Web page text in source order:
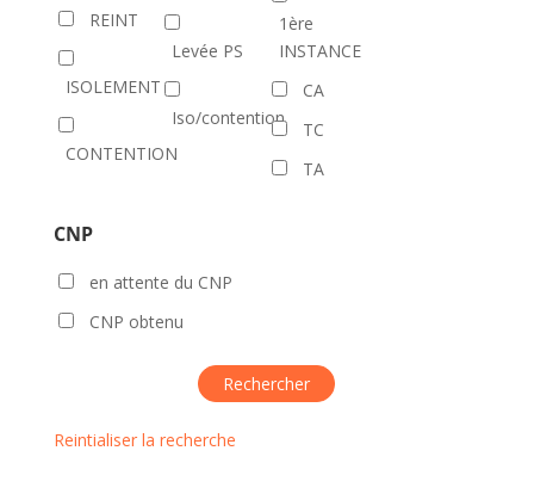
REINT
ISOLEMENT
CONTENTION
Levée PS
Iso/contention
1ère
INSTANCE
CA
TC
TA
CNP
en attente du CNP
CNP obtenu
Reintialiser la recherche